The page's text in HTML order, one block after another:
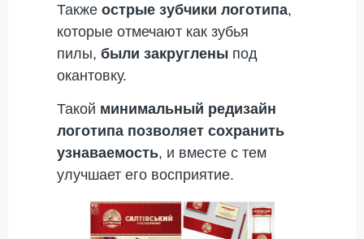
Также острые зубчики логотипа,
которые отмечают как зубья
пилы, были закруглены под
окантовку.
Такой минимальный редизайн
логотипа позволяет сохранить
узнаваемость, и вместе с тем
улучшает его восприятие.